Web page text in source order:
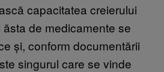
capacitatea creierului
de medicamente se
și, conform documentării
singurul care se vinde